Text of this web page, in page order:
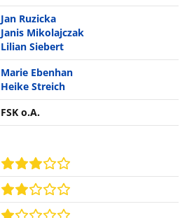
Jan Ruzicka
Janis Mikolajczak
Lilian Siebert
Marie Ebenhan
Heike Streich
FSK o.A.